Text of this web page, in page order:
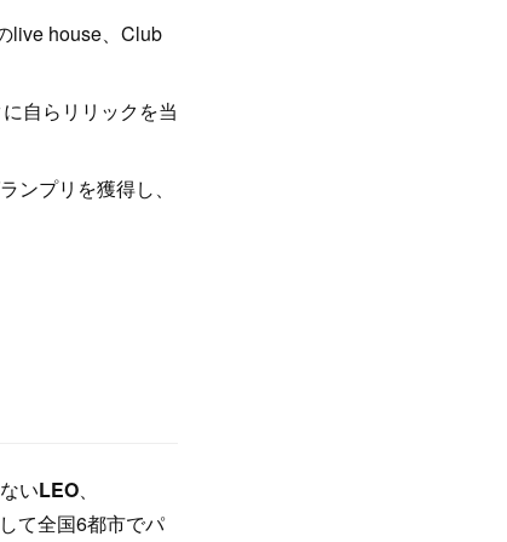
live house、Club
自らリリックを当
プリを獲得し、
いLEO、
て全国6都市でパ